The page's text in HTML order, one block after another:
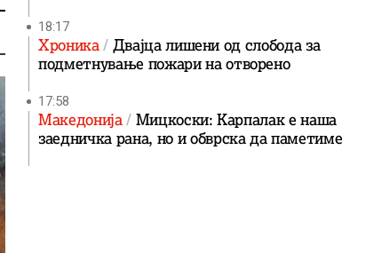
18:17
Хроника Двајца лишени од слобода за
подметнување пожари на отворено
17:58
Македонија Мицкоски: Карпалак е наша
заедничка рана, но и обврска да паметиме